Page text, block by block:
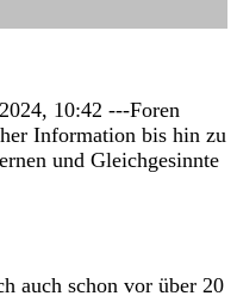
10:42 ---Foren
Information bis hin zu
und Gleichgesinnte
auch schon vor über 20